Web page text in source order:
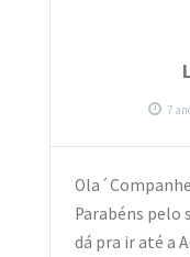
Parabéns pelo
dá pra ir até a